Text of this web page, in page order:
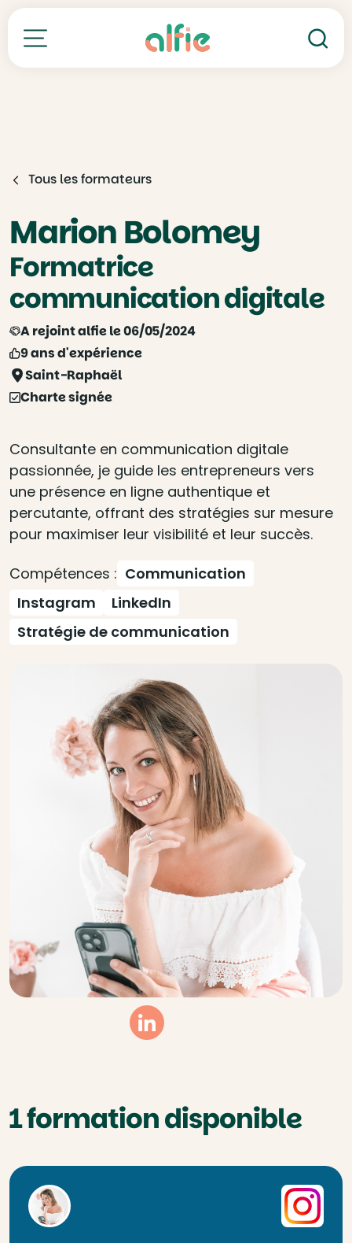
Toutes nos formations
Tous les formateurs
Marion Bolomey
Formatrice
communication digitale
A rejoint alfie le 06/05/2024
9 ans d'expérience
Saint-Raphaël
Charte signée
Consultante en communication digitale
passionnée, je guide les entrepreneurs vers
une présence en ligne authentique et
percutante, offrant des stratégies sur mesure
pour maximiser leur visibilité et leur succès.
Compétences : Communication
Instagram
LinkedIn
Stratégie de communication
Linkedin
1 formation disponible